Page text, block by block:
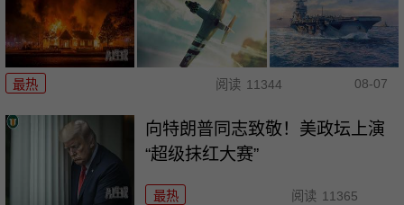
最热 阅读 11344 08-07
向特朗普同志致敬！美政坛上演
“超级抹红大赛”
最热 阅读 11365